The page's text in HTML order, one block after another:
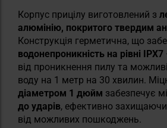
Корпус прицілу виготовлений з
алюмінію, покритого твердим
Конструкція герметична, що
водонепроникність на рівні IPX7
від проникнення пилу та
воду на 1 метр на 30 хвилин.
діаметром 1 дюйм забезпечує
до ударів, ефективно
від можливих пошкоджень.